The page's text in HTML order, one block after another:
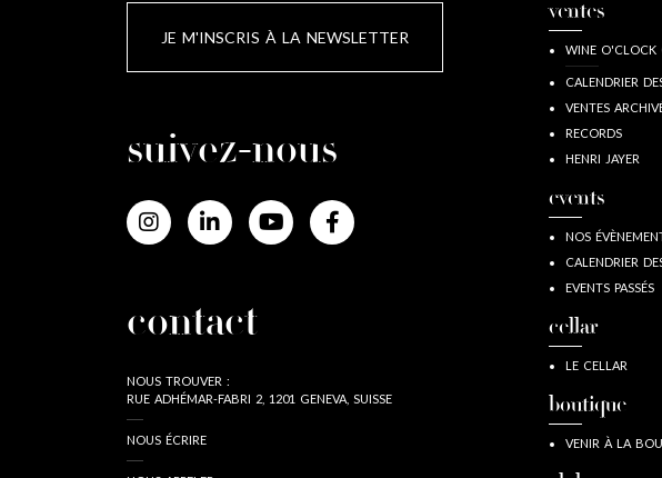
JE M'INSCRIS À LA NEWSLETTER
suivez-nous
contact
NOUS TROUVER :
RUE ADHÉMAR-FABRI 2, 1201 GENEVA, SUISSE
NOUS ÉCRIRE
ventes
WINE O'CLOCK
CALENDRIER
VENTES
RECORDS
HENRI JAYER
events
NOS
CALENDRIER
EVENTS PASSÉS
cellar
LE CELLAR
boutique
VENIR À LA